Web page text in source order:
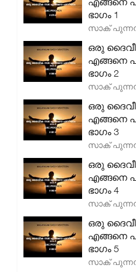
ഭാഗം 1
സാക്
ഒരു
എങ്ങനെ
ഭാഗം 2
സാക്
ഒരു
എങ്ങനെ
ഭാഗം 3
സാക്
ഒരു
എങ്ങനെ
ഭാഗം 4
സാക്
ഒരു
എങ്ങനെ
ഭാഗം 5
സാക്